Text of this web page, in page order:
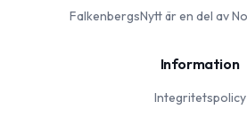
FalkenbergsNyttär en del av
Information
Integritetspolicy